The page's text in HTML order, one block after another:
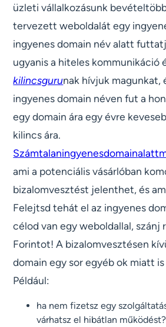
üzleti vállalkozásunk
tervezett weboldalát egy
ingyenes domain név alatt
ugyanis a hiteles kommunikáció
kilincsgurunak hívjuk magunkat,
ingyenes domain néven fut a
egy domain ára egy évre
kilincs ára.
Számtalaningyenesdomainalatt
ami a potenciális vásárlóban
bizalomvesztést jelenthet, és
Felejtsd tehát el az ingyenes
célod van egy weboldallal, szánj
Forintot! A bizalomvesztésen
domain egy sor egyéb ok miatt
Például:
ha nem fizetsz egy
várhatsz el hibátlan működést?